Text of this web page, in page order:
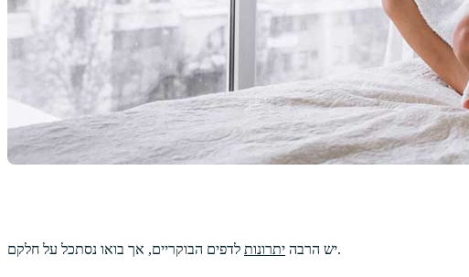
יש הרבה יתרונות לדפים הבוקריים, אך בואו נסתכל על חלקם.